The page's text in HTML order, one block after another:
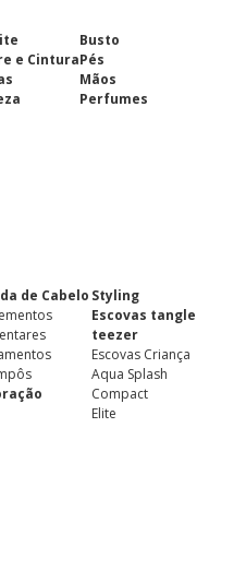
e Cintura
Busto
Pés
Mãos
Perfumes
de Cabelo Styling
Escovas tangle
teezer
Escovas Criança
Aqua Splash
Compact
Elite